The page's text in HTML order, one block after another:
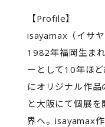
【Profile】
isayamax（イサヤ
1982年福岡生ま
ーとして10年ほ
にオリジナル作
と大阪にて個展
界へ。isayamax